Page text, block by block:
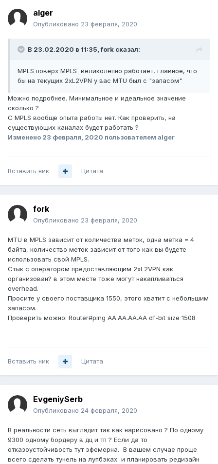
alger
Опубликовано 23 февраля, 2020
В 23.02.2020 в 11:35,fork сказал:
MPLS поверх MPLS великолепно работает, главное, что
бы на текущих 2xL2VPN у вас MTU был с "запасом"
Можно подробнее. Минимальное и идеальное значение
сколько ?
С MPLS вообще опыта работы нет. Как проверить, на
существующих каналах будет работать ?
Изменено 23 февраля, 2020 пользователем alger
Вставить ник Цитата
fork
Опубликовано 23 февраля, 2020
MTU в MPLS зависит от количества меток, одна метка = 4
байта, количество меток зависит от того как вы будете
использовать свой MPLS.
Стык с оператором предоставляющим 2xL2VPN как
организован? в этом месте тоже могут накапливаться
overhead.
Просите у своего поставщика 1550, этого хватит с небольшим
запасом.
Проверить можно: Router#ping AA.AA.AA.AA df-bit size 1508
Вставить ник Цитата
EvgeniySerb
Опубликовано 24 февраля, 2020
В реальности сеть выглядит так как нарисовано ? По одному
9300 одному бордеру в дц и тп ? Если да то
отказоустойчивость тут эфемерна. В вашем случае проще
всего сделать тунель на лупбэках и планировать редизайн